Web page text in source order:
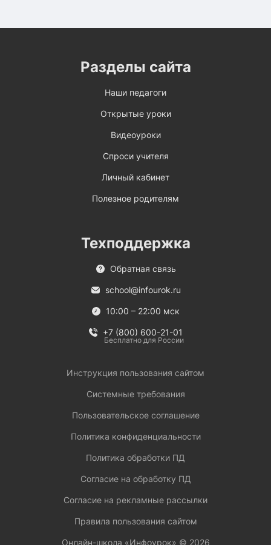
Разделы сайта
Наши педагоги
Открытые уроки
Видеоуроки
Спроси учителя
Личный кабинет
Полезное родителям
Техподдержка
Обратная связь
school@infourok.ru
10:00 – 22:00 мск
+7 (800) 600-21-01
Бесплатно для России
Инструкция пользования сайтом
Системные требования
Пользовательское соглашение
Политика конфиденциальности
Политика обработки ПД
Согласие на обработку ПД
Согласие на рекламные рассылки
Правила пользования сайтом
Онлайн-школа «Инфоурок» © 2026